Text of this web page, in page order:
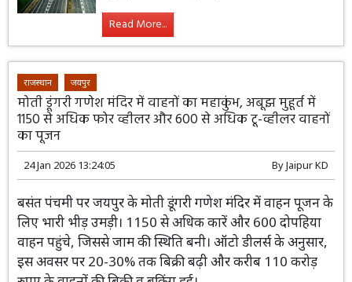
Read More...
राजस्थान जयपुर
मोती डूंगरी गणेश मंदिर में वाहनों का महाकुंभ, अबूझ मुहूर्त में
1150 से अधिक फोर व्हीलर और 600 से अधिक टू-व्हीलर वाहनों
का पूजन
24 Jan 2026 13:24:05 ByJaipur KD
बसंत पंचमी पर जयपुर के मोती डूंगरी गणेश मंदिर में वाहन पूजन के
लिए भारी भीड़ उमड़ी। 1150 से अधिक कारें और 600 दोपहिया
वाहन पहुंचे, जिससे जाम की स्थिति बनी। ऑटो डीलर्स के अनुसार,
इस अवसर पर 20-30% तक बिक्री बढ़ी और करीब 110 करोड़